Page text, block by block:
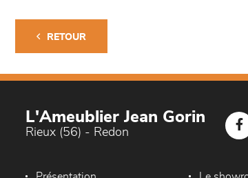
RETOUR
L'Ameublier Jean Gorin
Rieux (56) - Redon